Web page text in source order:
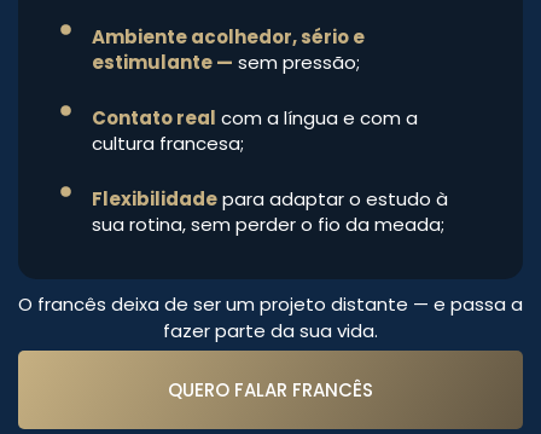
Ambiente acolhedor, sério e
estimulante — sem pressão;
Contato real com a língua e com a
cultura francesa;
Flexibilidadepara adaptar o estudo à
sua rotina, sem perder o fio da meada;
O francês deixa de ser um projeto distante — e passa a
fazer parte da sua vida.
QUERO FALAR FRANCÊS